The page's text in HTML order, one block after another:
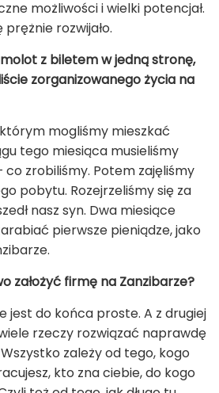
możliwości i wielki potencjał.
rozwijało.
z biletem w jedną stronę,
zorganizowanego życia na
mogliśmy mieszkać
tego miesiąca musieliśmy
co zrobiliśmy. Potem zajęliśmy
pobytu. Rozejrzeliśmy się za
nasz syn. Dwa miesiące
pierwsze pieniądze, jako
założyć firmę na Zanzibarze?
jest do końca proste. A z drugiej
rzeczy rozwiązać naprawdę
zależy od tego, kogo
kto zna ciebie, do kogo